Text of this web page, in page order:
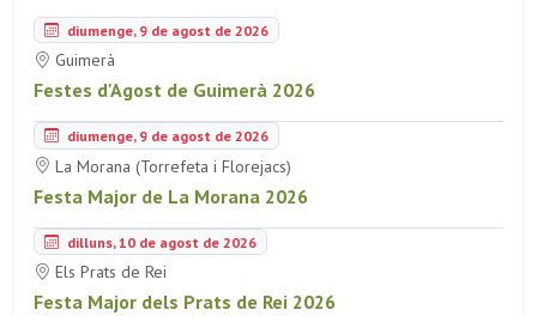
diumenge, 9 de agost de 2026
Guimerà
Festes d'Agost de Guimerà 2026
diumenge, 9 de agost de 2026
La Morana (Torrefeta i Florejacs)
Festa Major de La Morana 2026
dilluns, 10 de agost de 2026
Els Prats de Rei
Festa Major dels Prats de Rei 2026